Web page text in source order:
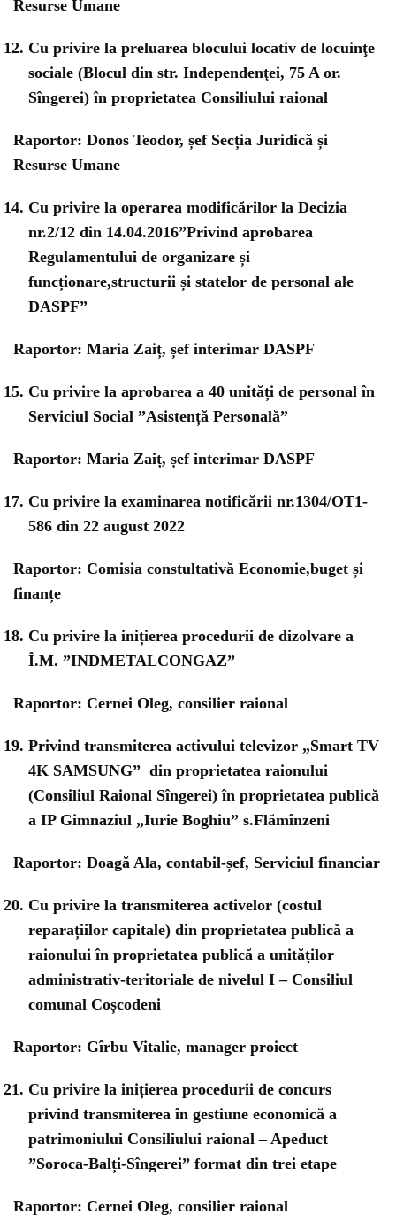
Resurse Umane
Cu privire la preluarea blocului locativ de locuinţe
sociale (Blocul din str. Independenţei, 75 A or.
Sîngerei) în proprietatea Consiliului raional
Raportor: Donos Teodor, șef Secția Juridică și
Resurse Umane
Cu privire la operarea modificărilor la Decizia
nr.2/12 din 14.04.2016”Privind aprobarea
Regulamentului de organizare și
funcționare,structurii și statelor de personal ale
DASPF”
Raportor: Maria Zaiț, șef interimar DASPF
Cu privire la aprobarea a 40 unități de personal în
Serviciul Social ”Asistență Personală”
Raportor: Maria Zaiț, șef interimar DASPF
Cu privire la examinarea notificării nr.1304/OT1-
586 din 22 august 2022
Raportor: Comisia constultativă Economie,buget și
finanțe
Cu privire la inițierea procedurii de dizolvare a
Î.M. ”INDMETALCONGAZ”
Raportor: Cernei Oleg, consilier raional
Privind transmiterea activului televizor „Smart TV
4K SAMSUNG” din proprietatea raionului
(Consiliul Raional Sîngerei) în proprietatea publică
a IP Gimnaziul „Iurie Boghiu” s.Flămînzeni
Raportor: Doagă Ala, contabil-șef, Serviciul financiar
Cu privire la transmiterea activelor (costul
reparațiilor capitale) din proprietatea publică a
raionului în proprietatea publică a unităţilor
administrativ-teritoriale de nivelul I – Consiliul
comunal Coșcodeni
Raportor: Gîrbu Vitalie, manager proiect
Cu privire la inițierea procedurii de concurs
privind transmiterea în gestiune economică a
patrimoniului Consiliului raional – Apeduct
”Soroca-Balți-Sîngerei” format din trei etape
Raportor: Cernei Oleg, consilier raional